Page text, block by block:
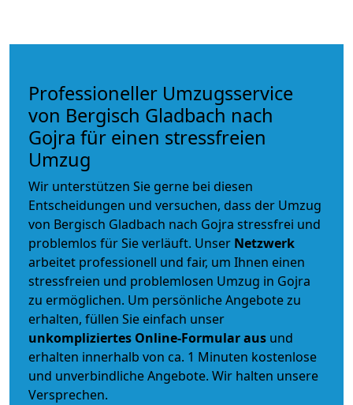
Professioneller Umzugsservice
von Bergisch Gladbach nach
Gojra für einen stressfreien
Umzug
Wir unterstützen Sie gerne bei diesen
Entscheidungen und versuchen, dass der Umzug
von Bergisch Gladbach nach Gojra stressfrei und
problemlos für Sie verläuft. Unser Netzwerk
arbeitet professionell und fair, um Ihnen einen
stressfreien und problemlosen Umzug in Gojra
zu ermöglichen. Um persönliche Angebote zu
erhalten, füllen Sie einfach unser
unkompliziertes Online-Formular aus und
erhalten innerhalb von ca. 1 Minuten kostenlose
und unverbindliche Angebote. Wir halten unsere
Versprechen.